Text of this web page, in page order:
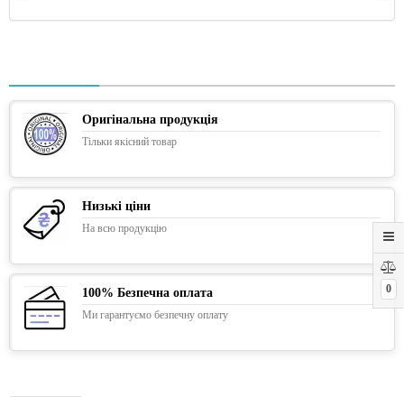
0
Оригінальна продукція
Тільки якісний товар
Низькі ціни
На всю продукцію
100% Безпечна оплата
Ми гарантуємо безпечну оплату